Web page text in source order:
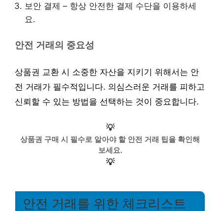
보안 결제 – 항상 안전한 결제 수단을 이용하세
요.
안전 거래의 중요성
상품권 교환 시 소중한 자산을 지키기 위해서는 안
전 거래가 필수적입니다. 의심스러운 거래를 피하고
신뢰할 수 있는 방법을 선택하는 것이 중요합니다.
💡
상품권 구매 시 필수로 알아야 할 안전 거래 팁을 확인해
보세요.
💡
안전 거래를 위한 체크리스트